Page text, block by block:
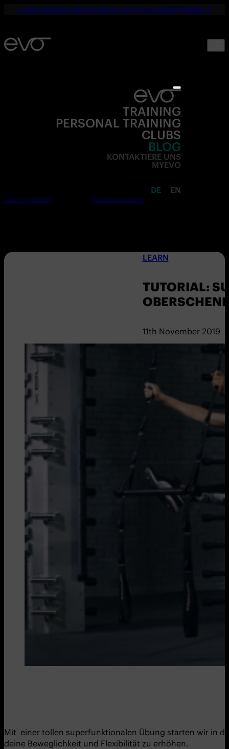
☀️ DEIN SOMMER. DEINE FITNESS. NUR 19,90€ BIS SEPTEMBER. 💪
TRAINING
PERSONAL TRAINING
CLUBS
BLOG
KONTAKTIERE UNS
MYEVO
DE EN
Jetzt anmelden Kostenlos testen
LEARN
TUTORIAL:
11th November 2019
Mit einer tollen superfunktionalen Übung starten wir in
deine Beweglichkeit und Flexibilität zu erhöhen.